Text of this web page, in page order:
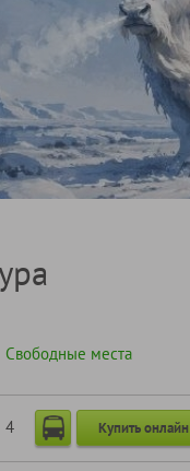
Свободные места
4 Купить онлайн